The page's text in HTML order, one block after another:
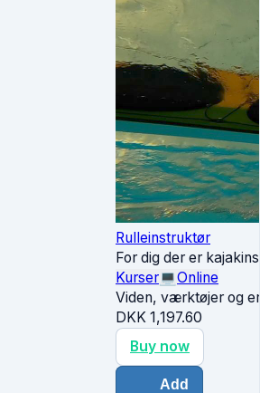
Rulleinstruktør
For dig der er
Kurser💻Online
Viden, værktøjer og
DKK 1,197.60
Buy now
Add